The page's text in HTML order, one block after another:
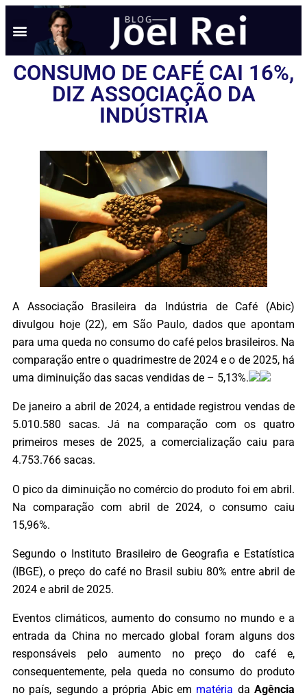
CONSUMO DE CAFÉ CAI 16%,
DIZ ASSOCIAÇÃO DA
INDÚSTRIA
A Associação Brasileira da Indústria de Café (Abic)
divulgou hoje (22), em São Paulo, dados que apontam
para uma queda no consumo do café pelos brasileiros. Na
comparação entre o quadrimestre de 2024 e o de 2025, há
uma diminuição das sacas vendidas de – 5,13%.
De janeiro a abril de 2024, a entidade registrou vendas de
5.010.580 sacas. Já na comparação com os quatro
primeiros meses de 2025, a comercialização caiu para
4.753.766 sacas.
O pico da diminuição no comércio do produto foi em abril.
Na comparação com abril de 2024, o consumo caiu
15,96%.
Segundo o Instituto Brasileiro de Geografia e Estatística
(IBGE), o preço do café no Brasil subiu 80% entre abril de
2024 e abril de 2025.
Eventos climáticos, aumento do consumo no mundo e a
entrada da China no mercado global foram alguns dos
responsáveis pelo aumento no preço do café e,
consequentemente, pela queda no consumo do produto
no país, segundo a própria Abic em matéria daAgência